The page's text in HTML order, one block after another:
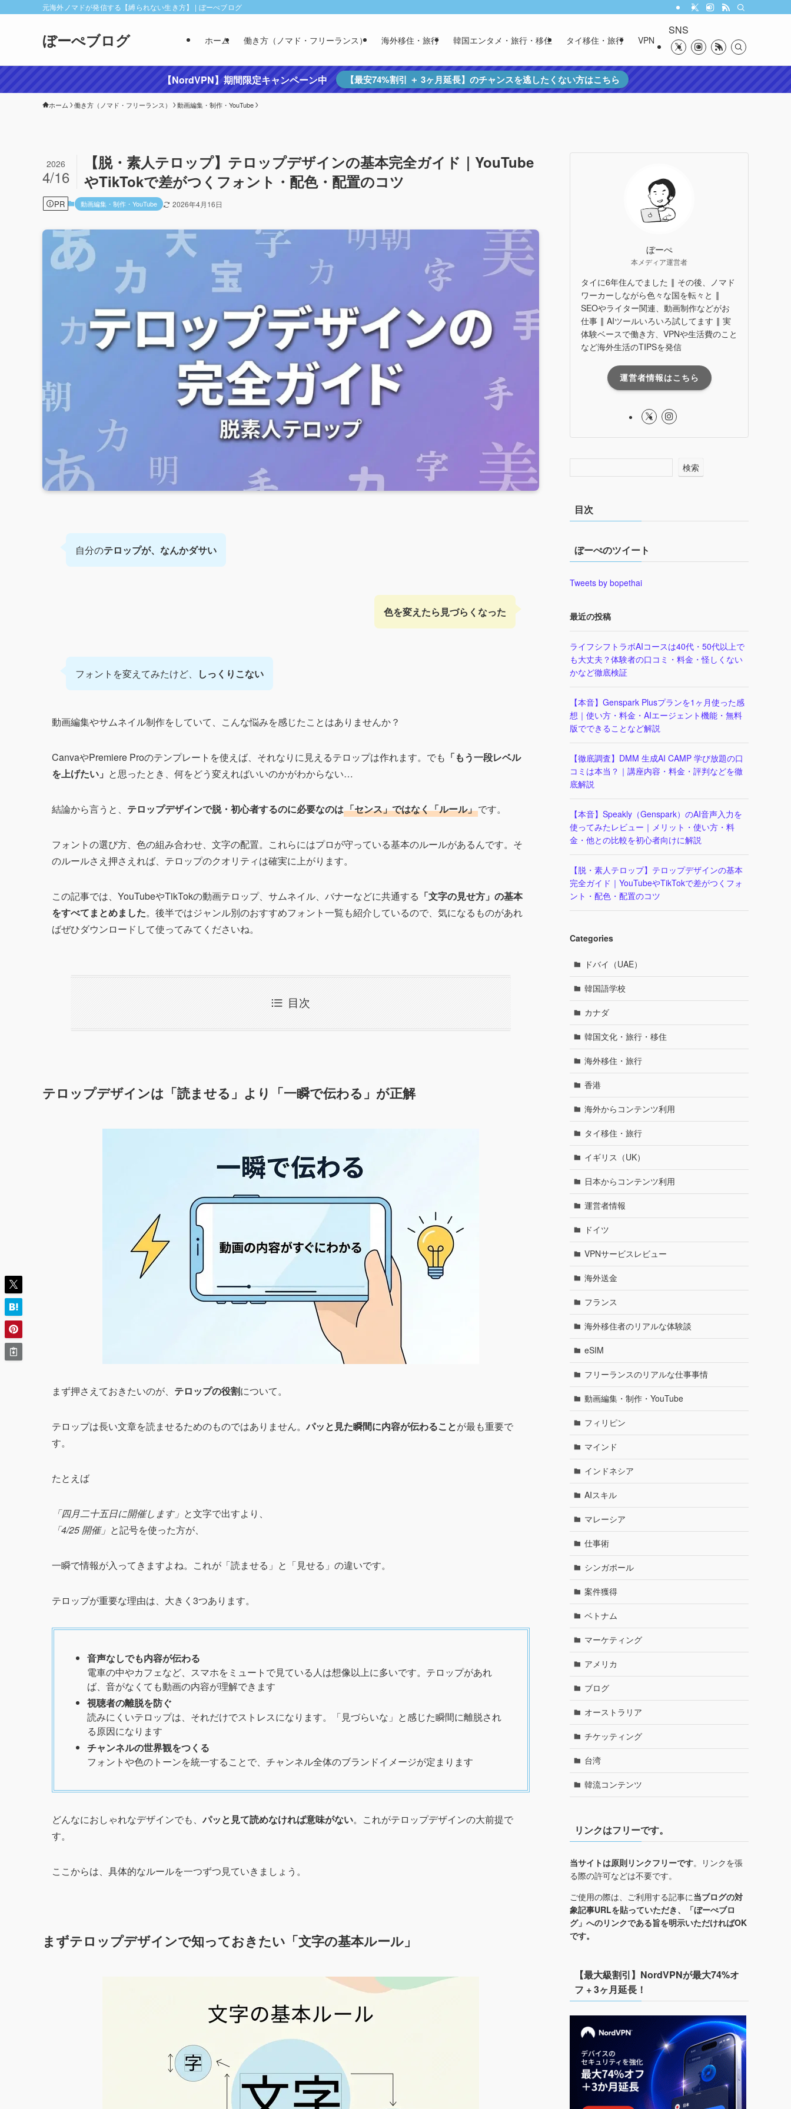
元海外ノマドが発信する【縛られない生き方】 | ぼーぺブログ
ぼーぺブログ ホーム 働き方（ノマド・フリーランス） 海外移住・旅行 韓国エンタメ・旅行・移住 タイ移住・旅行 VPN
SNS
【NordVPN】期間限定キャンペーン中 【最安74%割引 ＋ 3ヶ月延長】のチャンスを逃したくない方はこちら
ホーム 働き方（ノマド・フリーランス） 動画編集・制作・YouTube
【脱・素人テロップ】テロップデザインの基本完全ガイド｜YouTube
やTikTokで差がつくフォント・配色・配置のコツ
2026
4/16
PR 動画編集・制作・YouTube 2026年4月16日
自分のテロップが、なんかダサい
色を変えたら見づらくなった
フォントを変えてみたけど、 しっくりこない
動画編集やサムネイル制作をしていて、こんな悩みを感じたことはありませんか？
CanvaやPremiere Proのテンプレートを使えば、それなりに見えるテロップは作れます。でも 「もう一段レベル
を上げたい」 と思ったとき、何をどう変えればいいのかがわからない…
結論から言うと、 テロップデザインで脱・初心者するのに必要なのは「センス」ではなく「ルール」です。
フォントの選び方、色の組み合わせ、文字の配置。これらにはプロが守っている基本のルールがあるんです。そ
のルールさえ押さえれば、テロップのクオリティは確実に上がります。
この記事では、YouTubeやTikTokの動画テロップ、サムネイル、バナーなどに共通する 「文字の見せ方」の基本
をすべてまとめました。後半ではジャンル別のおすすめフォント一覧も紹介しているので、気になるものがあれ
ばぜひダウンロードして使ってみてくださいね。
目次
テロップデザインは「読ませる」より「一瞬で伝わる」が正解
まず押さえておきたいのが、 テロップの役割について。
テロップは長い文章を読ませるためのものではありません。パッと見た瞬間に内容が伝わることが最も重要で
す。
たとえば
「四月二十五日に開催します」 と文字で出すより、
「4/25 開催」 と記号を使った方が、
一瞬で情報が入ってきますよね。これが「読ませる」と「見せる」の違いです。
テロップが重要な理由は、大きく3つあります。
音声なしでも内容が伝わる
電車の中やカフェなど、スマホをミュートで見ている人は想像以上に多いです。テロップがあれ
ば、音がなくても動画の内容が理解できます
視聴者の離脱を防ぐ
読みにくいテロップは、それだけでストレスになります。「見づらいな」と感じた瞬間に離脱され
る原因になります
チャンネルの世界観をつくる
フォントや色のトーンを統一することで、チャンネル全体のブランドイメージが定まります
どんなにおしゃれなデザインでも、パッと見て読めなければ意味がない。これがテロップデザインの大前提で
す。
ここからは、具体的なルールを一つずつ見ていきましょう。
まずテロップデザインで知っておきたい「文字の基本ルール」
ぼーぺ
本メディア運営者
タイに6年住んでました ‖ その後、ノマド
ワーカーしながら色々な国を転々と ‖
SEOやライター関連、動画制作などがお
仕事 ‖ AIツールいろいろ試してます ‖ 実
体験ベースで働き方、VPNや生活費のこと
など海外生活のTIPSを発信
運営者情報はこちら
検索
目次
ぼーぺのツイート
Tweets by bopethai
最近の投稿
ライフシフトラボAIコースは40代・50代以上で
も大丈夫？体験者の口コミ・料金・怪しくない
かなど徹底検証
【本音】Genspark Plusプランを1ヶ月使った感
想｜使い方・料金・AIエージェント機能・無料
版でできることなど解説
【徹底調査】DMM 生成AI CAMP 学び放題の口
コミは本当？｜講座内容・料金・評判などを徹
底解説
【本音】Speakly（Genspark）のAI音声入力を
使ってみたレビュー｜メリット・使い方・料
金・他との比較を初心者向けに解説
【脱・素人テロップ】テロップデザインの基本
完全ガイド｜YouTubeやTikTokで差がつくフォ
ント・配色・配置のコツ
Categories
ドバイ（UAE）
韓国語学校
カナダ
韓国文化・旅行・移住
海外移住・旅行
香港
海外からコンテンツ利用
タイ移住・旅行
イギリス（UK）
日本からコンテンツ利用
運営者情報
ドイツ
VPNサービスレビュー
海外送金
フランス
海外移住者のリアルな体験談
eSIM
フリーランスのリアルな仕事事情
動画編集・制作・YouTube
フィリピン
マインド
インドネシア
AIスキル
マレーシア
仕事術
シンガポール
案件獲得
ベトナム
マーケティング
アメリカ
ブログ
オーストラリア
チケッティング
台湾
韓流コンテンツ
リンクはフリーです。
当サイトは原則リンクフリーです。リンクを張
る際の許可などは不要です。
ご使用の際は、ご利用する記事に当ブログの対
象記事URLを貼っていただき、「ぼーぺブロ
グ」へのリンクである旨を明示いただければOK
です。
【最大級割引】NordVPNが最大74%オ
フ + 3ヶ月延長！